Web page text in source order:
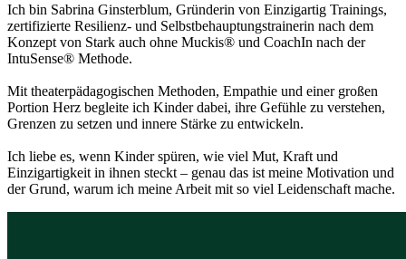
Ich bin Sabrina Ginsterblum, Gründerin von Einzigartig Trainings,
zertifizierte Resilienz- und Selbstbehauptungstrainerin nach dem
Konzept von Stark auch ohne Muckis® und CoachIn nach der
IntuSense® Methode.
Mit theaterpädagogischen Methoden, Empathie und einer großen
Portion Herz begleite ich Kinder dabei, ihre Gefühle zu verstehen,
Grenzen zu setzen und innere Stärke zu entwickeln.
Ich liebe es, wenn Kinder spüren, wie viel Mut, Kraft und
Einzigartigkeit in ihnen steckt – genau das ist meine Motivation und
der Grund, warum ich meine Arbeit mit so viel Leidenschaft mache.